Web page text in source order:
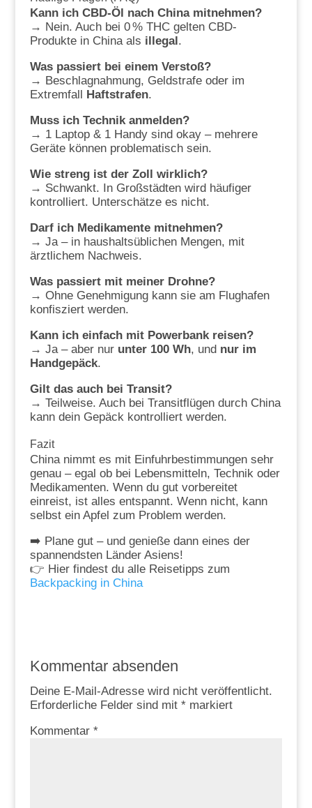
Kann ich CBD-Öl nach China mitnehmen?
→ Nein. Auch bei 0 % THC gelten CBD-
Produkte in China als illegal.
Was passiert bei einem Verstoß?
→ Beschlagnahmung, Geldstrafe oder im
Extremfall Haftstrafen.
Muss ich Technik anmelden?
→ 1 Laptop & 1 Handy sind okay – mehrere
Geräte können problematisch sein.
Wie streng ist der Zoll wirklich?
→ Schwankt. In Großstädten wird häufiger
kontrolliert. Unterschätze es nicht.
Darf ich Medikamente mitnehmen?
→ Ja – in haushaltsüblichen Mengen, mit
ärztlichem Nachweis.
Was passiert mit meiner Drohne?
→ Ohne Genehmigung kann sie am Flughafen
konfisziert werden.
Kann ich einfach mit Powerbank reisen?
→ Ja – aber nur unter 100 Wh, und nur im
Handgepäck.
Gilt das auch bei Transit?
→ Teilweise. Auch bei Transitflügen durch China
kann dein Gepäck kontrolliert werden.
Fazit
China nimmt es mit Einfuhrbestimmungen sehr
genau – egal ob bei Lebensmitteln, Technik oder
Medikamenten. Wenn du gut vorbereitet
einreist, ist alles entspannt. Wenn nicht, kann
selbst ein Apfel zum Problem werden.
➡️ Plane gut – und genieße dann eines der
spannendsten Länder Asiens!
👉 Hier findest du alle Reisetipps zum
Backpacking in China
Kommentar absenden
Deine E-Mail-Adresse wird nicht veröffentlicht.
Erforderliche Felder sind mit *markiert
Kommentar *